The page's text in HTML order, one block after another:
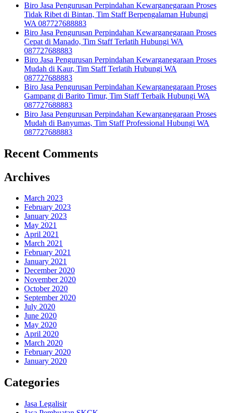
Biro Jasa Pengurusan Perpindahan Kewarganegaraan Proses
Tidak Ribet di Bintan, Tim Staff Berpengalaman Hubungi
WA 087727688883
Biro Jasa Pengurusan Perpindahan Kewarganegaraan Proses
Cepat di Manado, Tim Staff Terlatih Hubungi WA
087727688883
Biro Jasa Pengurusan Perpindahan Kewarganegaraan Proses
Mudah di Kaur, Tim Staff Terlatih Hubungi WA
087727688883
Biro Jasa Pengurusan Perpindahan Kewarganegaraan Proses
Gampang di Barito Timur, Tim Staff Terbaik Hubungi WA
087727688883
Biro Jasa Pengurusan Perpindahan Kewarganegaraan Proses
Mudah di Banyumas, Tim Staff Professional Hubungi WA
087727688883
Recent Comments
Archives
March 2023
February 2023
January 2023
May 2021
April 2021
March 2021
February 2021
January 2021
December 2020
November 2020
October 2020
September 2020
July 2020
June 2020
May 2020
April 2020
March 2020
February 2020
January 2020
Categories
Jasa Legalisir